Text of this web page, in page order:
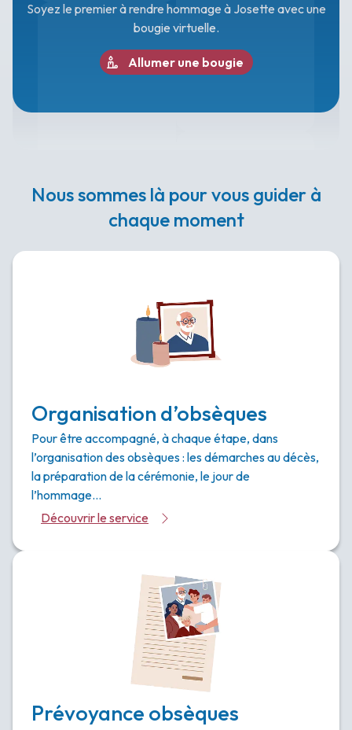
Soyez le premier à rendre hommage à Josette avec une
bougie virtuelle.
Allumer une bougie
Nous sommes là pour vous guider à
chaque moment
Organisation d’obsèques
Pour être accompagné, à chaque étape, dans
l’organisation des obsèques : les démarches au décès,
la préparation de la cérémonie, le jour de
l’hommage…
Découvrir le service
Prévoyance obsèques